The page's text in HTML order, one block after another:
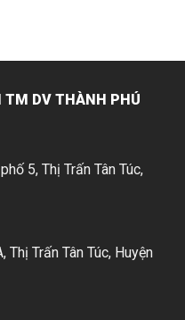
TM DV THÀNH PHÚ
5, Thị Trấn Tân Túc,
Trấn Tân Túc, Huyện